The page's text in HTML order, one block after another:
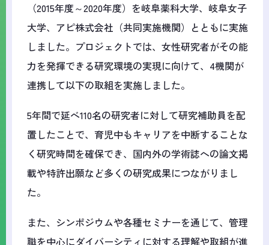
（2015年度～2020年度）を岐阜薬科大学、岐阜女子
大学、アピ株式会社（共同実施機関）とともに実施
しました。プロジェクトでは、女性研究者がその能
力を発揮できる研究環境の実現に向けて、4機関が
連携して以下の取組を実施しました。
5年間で延べ110名の研究者に対して研究補助員を配
置したことで、育児中もキャリアを中断することな
く研究時間を確保でき、国内外の学術誌への論文掲
載や特許出願など多くの研究成果につながりまし
た。
また、シンポジウムや各種セミナーを通じて、管理
職を中心にダイバーシティに対する理解や取組が進